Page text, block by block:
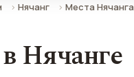
Нячанг Места Нячанга
Нячанге